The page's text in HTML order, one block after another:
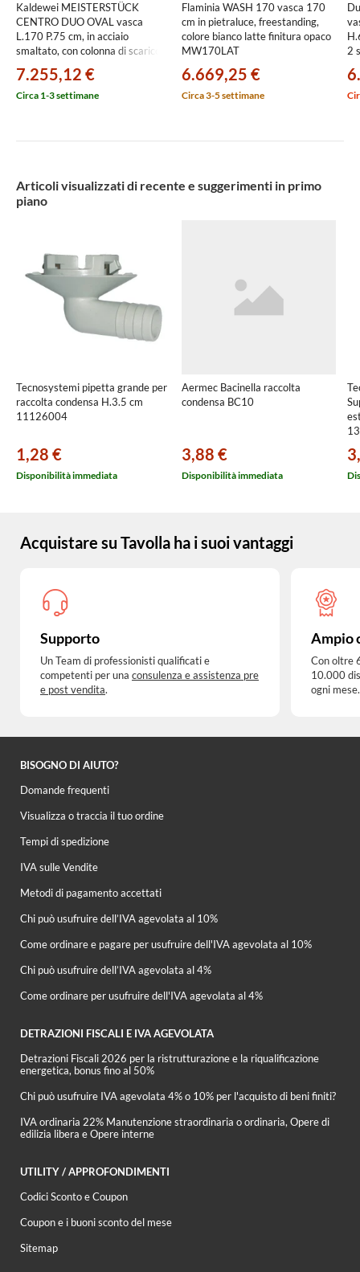
Kaldewei MEISTERSTÜCK
CENTRO DUO OVAL vasca
L.170 P.75 cm, in acciaio
smaltato, con colonna di scarico
200140403001
7.255,12 €
Circa 1-3 settimane
Flaminia WASH 170 vasca 170
cm in pietraluce, freestanding,
colore bianco latte finitura opaco
MW170LAT
6.669,25 €
Circa 3-5 settimane
2
Articoli visualizzati di recente e suggerimenti in primo
piano
Tecnosystemi pipetta grande per
raccolta condensa H.3.5 cm
11126004
1,28 €
Disponibilità immediata
Aermec Bacinella raccolta
condensa BC10
3,88 €
Disponibilità immediata
Acquistare su Tavolla ha i suoi vantaggi
Supporto
Un Team di professionisti qualificati e
competenti per una consulenza e assistenza pre
e post vendita.
Ampio
Con oltre
10.000
ogni mese.
BISOGNO DI AIUTO?
Domande frequenti
Visualizza o traccia il tuo ordine
Tempi di spedizione
IVA sulle Vendite
Metodi di pagamento accettati
Chi può usufruire dell’IVA agevolata al 10%
Come ordinare e pagare per usufruire dell'IVA agevolata al 10%
Chi può usufruire dell’IVA agevolata al 4%
Come ordinare per usufruire dell'IVA agevolata al 4%
DETRAZIONI FISCALI E IVA AGEVOLATA
Detrazioni Fiscali 2026 per la ristrutturazione e la riqualificazione
energetica, bonus fino al 50%
Chi può usufruire IVA agevolata 4% o 10% per l'acquisto di beni finiti?
IVA ordinaria 22% Manutenzione straordinaria o ordinaria, Opere di
edilizia libera e Opere interne
UTILITY / APPROFONDIMENTI
Codici Sconto e Coupon
Coupon e i buoni sconto del mese
Sitemap